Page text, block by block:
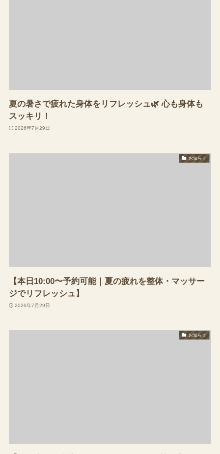
夏の暑さで疲れた身体をリフレッシュ🌿 心も身体も
スッキリ！
2026年7月29日
お知らせ
【本日10:00〜予約可能｜夏の疲れを整体・マッサー
ジでリフレッシュ】
2026年7月29日
お知らせ